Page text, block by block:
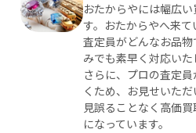
おたからやには幅広
す。おたからやへ来
査定員がどんなお品
みでも素早く対応いた
さらに、プロの査定
くため、お見せいた
見誤ることなく高価
になっています。